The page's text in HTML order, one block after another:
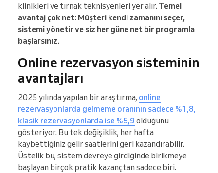
klinikleri ve tırnak teknisyenleri yer alır. Temel
avantaj çok net: Müşteri kendi zamanını seçer,
sistemi yönetir ve siz her güne net bir programla
başlarsınız.
Online rezervasyon sisteminin
avantajları
2025 yılında yapılan bir araştırma, online
rezervasyonlarda gelmeme oranının sadece %1,8,
klasik rezervasyonlarda ise %5,9 olduğunu
gösteriyor. Bu tek değişiklik, her hafta
kaybettiğiniz gelir saatlerini geri kazandırabilir.
Üstelik bu, sistem devreye girdiğinde birikmeye
başlayan birçok pratik kazançtan sadece biri.